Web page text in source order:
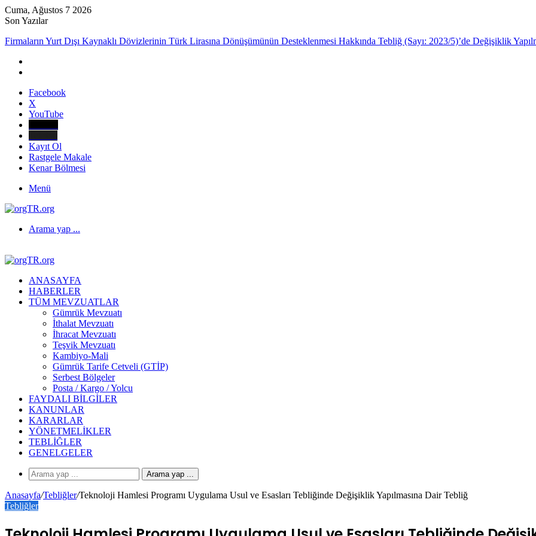
Cuma, Ağustos 7 2026
Son Yazılar
Firmaların Yurt Dışı Kaynaklı Dövizlerinin Türk Lirasına Dönüşümünün Desteklenmesi Hakkında Tebliğ (Sayı: 2023/5)’de Değişiklik
Facebook
X
YouTube
Kayıt Ol
Rastgele Makale
Kenar Bölmesi
Menü
Arama yap ...
ANASAYFA
HABERLER
TÜM MEVZUATLAR
Gümrük Mevzuatı
İthalat Mevzuatı
İhracat Mevzuatı
Teşvik Mevzuatı
Kambiyo-Mali
Gümrük Tarife Cetveli (GTİP)
Serbest Bölgeler
Posta / Kargo / Yolcu
FAYDALI BILGILER
KANUNLAR
KARARLAR
YÖNETMELIKLER
TEBLIĞLER
GENELGELER
Arama yap ...
Anasayfa/Tebliğler/Teknoloji Hamlesi Programı Uygulama Usul ve Esasları Tebliğinde Değişiklik Yapılmasına Dair Tebliğ
Tebliğler